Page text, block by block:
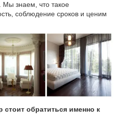
Мы знаем, что такое
соблюдение сроков и ценим
обратиться именно к